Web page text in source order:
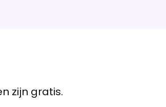
zijn gratis.